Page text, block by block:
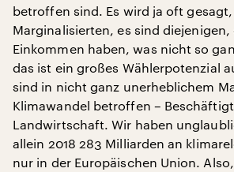
betroffen sind. Es wird ja oft
Marginalisierten, es sind
Einkommen haben, was nicht so
das ist ein großes Wählerpotenzial
sind in nicht ganz unerheblichem
Klimawandel betroffen –
Landwirtschaft. Wir haben
allein 2018 283 Milliarden an
nur in der Europäischen Union.